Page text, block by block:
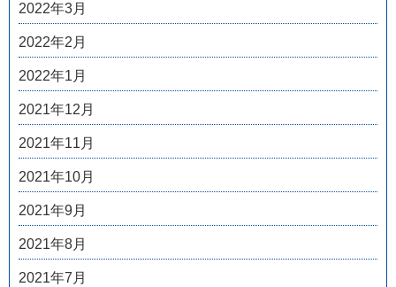
2022年3月
2022年2月
2022年1月
2021年12月
2021年11月
2021年10月
2021年9月
2021年8月
2021年7月